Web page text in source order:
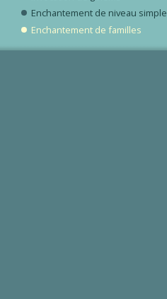
Enchantement de niveau simple
Enchantement de familles